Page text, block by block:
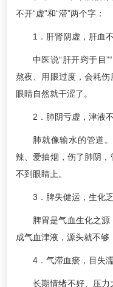
不开“虚”和“滞”两个字：
1．肝肾阴虚，肝血
中医说“肝开窍于目
熬夜、用眼过度，会耗伤
眼睛自然就干涩了。
2．肺阴亏虚，津液
肺就像输水的管道
辣、爱抽烟，伤了肺阴
不到眼睛上。
3．脾失健运，生化
脾胃是气血生化之
成气血津液，源头就不够
4．气滞血瘀，目失
长期情绪不好、压